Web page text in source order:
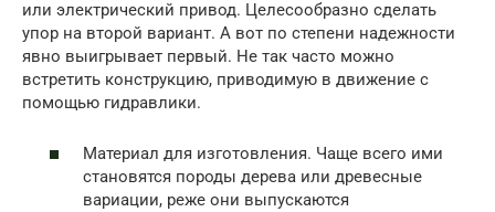
или электрический привод. Целесообразно сделать
упор на второй вариант. А вот по степени надежности
явно выигрывает первый. Не так часто можно
встретить конструкцию, приводимую в движение с
помощью гидравлики.
Материал для изготовления. Чаще всего ими
становятся породы дерева или древесные
вариации, реже они выпускаются